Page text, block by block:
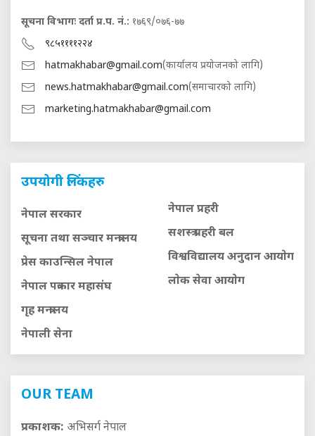
सूचना विभागः दर्ता प्र.प. नं.: १७६९/०७६-७७
९८५११११२२४
hatmakhabar@gmail.com(कार्यालय प्रयोजनको लागि)
news.hatmakhabar@gmail.com(समाचारको लागि)
marketing.hatmakhabar@gmail.com
उपयोगी लिंकहरु
नेपाल सरकार
सूचना तथा सञ्चार मन्त्रालय
प्रेस काउन्सिल नेपाल
नेपाल पत्रकार महासंघ
गृह मन्त्रालय
नेपाली सेना
नेपाल प्रहरी
सशस्त्र प्रहरी बल
विश्वविद्यालय अनुदान आयाेग
लाेक सेवा आयाेग
OUR TEAM
प्रकाशक: अभिसर्ग नेपाल